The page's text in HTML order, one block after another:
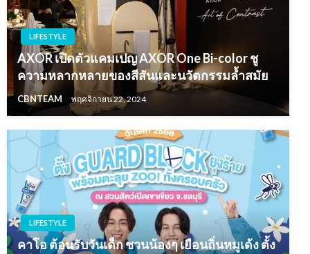
LIFESTYLE
AXOR เปิดตัวแคมเปญ AXOR One Bi-color ชู
ความหลากหลายของสีสันและนวัตกรรมล้ำสมัย
CBNTEAM พฤศจิกายน 22, 2024
LIFESTYLE
คาโอ ต้อนรับวันเด็ก ชวนน้องๆ เยือนถิ่นหมูเด้ง ตั้ง